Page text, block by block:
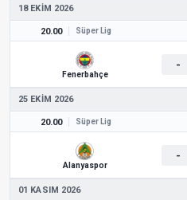
18 EKIM 2026
20.00 Süper Lig
Fenerbahçe
-
25 EKIM 2026
20.00 Süper Lig
Alanyaspor
-
01 KASIM 2026